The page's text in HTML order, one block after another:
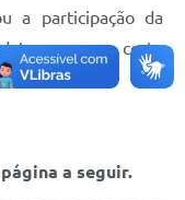
a participação da
e a nova corte
a seguir.